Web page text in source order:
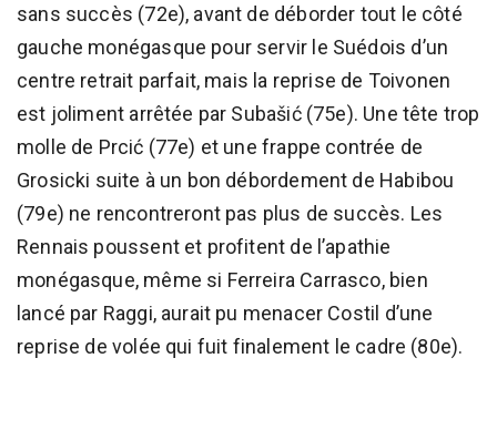
sans succès (72e), avant de déborder tout le côté
gauche monégasque pour servir le Suédois d’un
centre retrait parfait, mais la reprise de Toivonen
est joliment arrêtée par Subašić (75e). Une tête trop
molle de Prcić (77e) et une frappe contrée de
Grosicki suite à un bon débordement de Habibou
(79e) ne rencontreront pas plus de succès. Les
Rennais poussent et profitent de l’apathie
monégasque, même si Ferreira Carrasco, bien
lancé par Raggi, aurait pu menacer Costil d’une
reprise de volée qui fuit finalement le cadre (80e).